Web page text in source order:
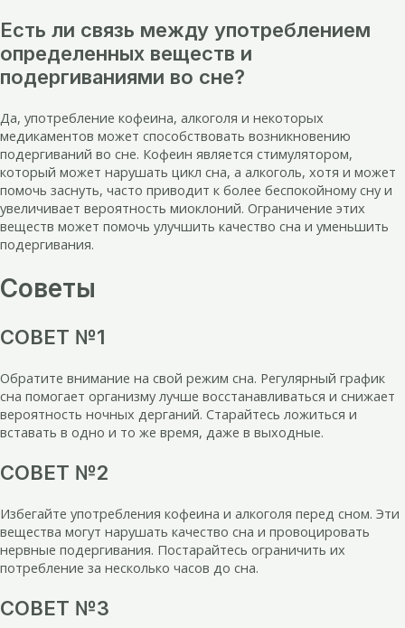
Есть ли связь между употреблением
определенных веществ и
подергиваниями во сне?
Да, употребление кофеина, алкоголя и некоторых
медикаментов может способствовать возникновению
подергиваний во сне. Кофеин является стимулятором,
который может нарушать цикл сна, а алкоголь, хотя и может
помочь заснуть, часто приводит к более беспокойному сну и
увеличивает вероятность миоклоний. Ограничение этих
веществ может помочь улучшить качество сна и уменьшить
подергивания.
Советы
СОВЕТ №1
Обратите внимание на свой режим сна. Регулярный график
сна помогает организму лучше восстанавливаться и снижает
вероятность ночных дерганий. Старайтесь ложиться и
вставать в одно и то же время, даже в выходные.
СОВЕТ №2
Избегайте употребления кофеина и алкоголя перед сном. Эти
вещества могут нарушать качество сна и провоцировать
нервные подергивания. Постарайтесь ограничить их
потребление за несколько часов до сна.
СОВЕТ №3